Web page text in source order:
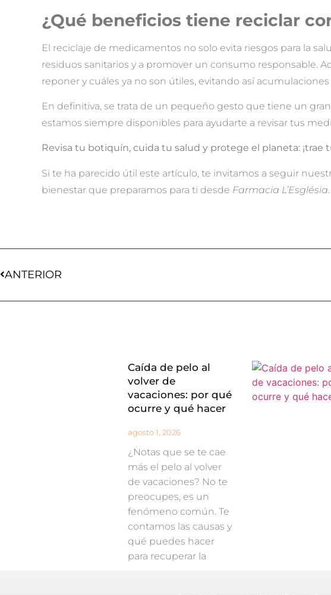
¿Qué beneficios tiene reciclar
El reciclaje de medicamentos no solo evita riesgos para la
residuos sanitarios y a promover un consumo responsable.
reponer y cuáles ya no son útiles, evitando así acumulaciones
En definitiva, se trata de un pequeño gesto que tiene un
estamos siempre disponibles para ayudarte a revisar tus
Revisa tu botiquín, cuida tu salud y protege el planeta: ¡trae
Si te ha parecido útil este artículo, te invitamos a seguir
bienestar que preparamos para ti desde Farmacia L’Església.
ANTERIOR
Caída de pelo al
volver de
vacaciones: por qué
ocurre y qué hacer
agosto 1, 2026
¿Notas que se te cae
más el pelo al volver
de vacaciones? No te
preocupes, es un
fenómeno común. Te
contamos las causas y
qué puedes hacer
para recuperar la